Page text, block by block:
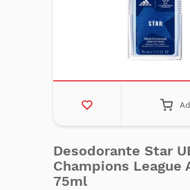
Desodorante Star
Champions League
75ml